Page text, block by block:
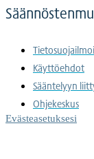
Käyttöehdot
Sääntelyyn
Ohjekeskus
Evästeasetuksesi